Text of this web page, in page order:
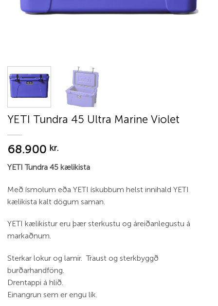
YETI Tundra 45 Ultra Marine Violet
68.900 kr.
YETI Tundra 45 kælikista
Með ísmolum eða YETI ískubbum helst innihald YETI
kælikista kalt dögum saman.
YETI kælikistur eru þær sterkustu og áreiðanlegustu á
markaðnum.
Sterkar lokur og lamir. Traust og sterkbyggð
burðarhandföng.
Drentappi á hlið.
Einangrun sem er engu lík.